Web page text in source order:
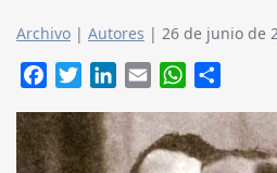
Archivo | Autores | 26 de junio de
FacebookTwitterLinkedIn
Email WhatsApp